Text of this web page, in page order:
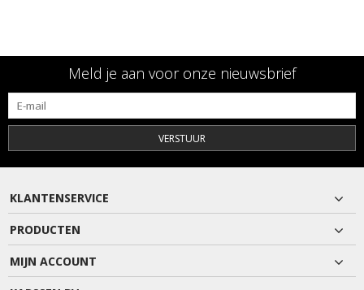
Meld je aan voor onze nieuwsbrief
VERSTUUR
KLANTENSERVICE
PRODUCTEN
MIJN ACCOUNT